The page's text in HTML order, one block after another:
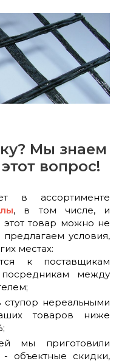
Мы знаем
вопрос!
в ассортименте
, в том числе, и
этот товар можно не
предлагаем условия,
местах:
к поставщикам
между
нереальными
товаров ниже
мы приготовили
объектные скидки,